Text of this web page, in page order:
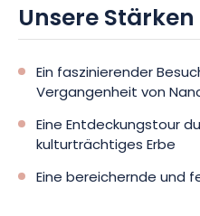
Unsere Stärken
Ein faszinierender
Vergangenheit von
Eine Entdeckungstour
kulturträchtiges Erbe
Eine bereichernde und